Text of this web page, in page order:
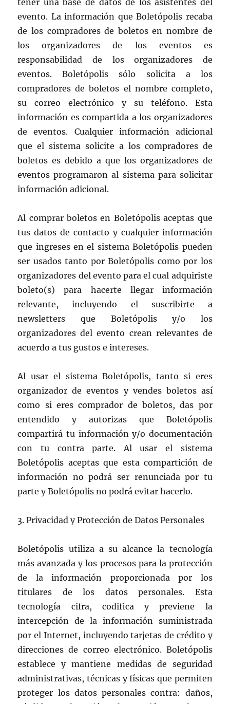
tener una base de datos de los asistentes del
evento. La información que Boletópolis recaba
de los compradores de boletos en nombre de
los organizadores de los eventos es
responsabilidad de los organizadores de
eventos. Boletópolis sólo solicita a los
compradores de boletos el nombre completo,
su correo electrónico y su teléfono. Esta
información es compartida a los organizadores
de eventos. Cualquier información adicional
que el sistema solicite a los compradores de
boletos es debido a que los organizadores de
eventos programaron al sistema para solicitar
información adicional.
Al comprar boletos en Boletópolis aceptas que
tus datos de contacto y cualquier información
que ingreses en el sistema Boletópolis pueden
ser usados tanto por Boletópolis como por los
organizadores del evento para el cual adquiriste
boleto(s) para hacerte llegar información
relevante, incluyendo el suscribirte a
newsletters que Boletópolis y/o los
organizadores del evento crean relevantes de
acuerdo a tus gustos e intereses.
Al usar el sistema Boletópolis, tanto si eres
organizador de eventos y vendes boletos así
como si eres comprador de boletos, das por
entendido y autorizas que Boletópolis
compartirá tu información y/o documentación
con tu contra parte. Al usar el sistema
Boletópolis aceptas que esta compartición de
información no podrá ser renunciada por tu
parte y Boletópolis no podrá evitar hacerlo.
3. Privacidad y Protección de Datos Personales
Boletópolis utiliza a su alcance la tecnología
más avanzada y los procesos para la protección
de la información proporcionada por los
titulares de los datos personales. Esta
tecnología cifra, codifica y previene la
intercepción de la información suministrada
por el Internet, incluyendo tarjetas de crédito y
direcciones de correo electrónico. Boletópolis
establece y mantiene medidas de seguridad
administrativas, técnicas y físicas que permiten
proteger los datos personales contra: daños,